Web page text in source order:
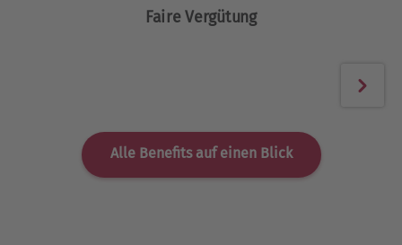
Faire Vergütung
Alle Benefits auf einen Blick